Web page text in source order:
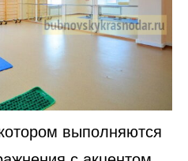
выполняются